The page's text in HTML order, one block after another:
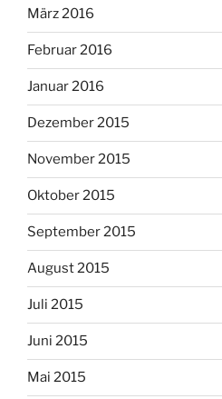
März 2016
Februar 2016
Januar 2016
Dezember 2015
November 2015
Oktober 2015
September 2015
August 2015
Juli 2015
Juni 2015
Mai 2015